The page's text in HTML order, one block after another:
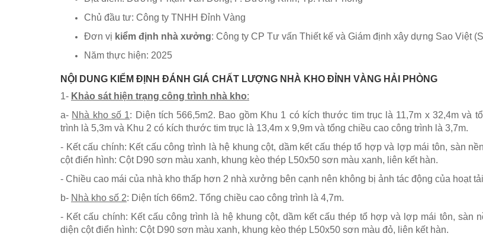
Chủ đầu tư: Công ty TNHH Đỉnh Vàng
Đơn vị kiểm định nhà xưởng: Công ty CP Tư vấn Thiết kế và Giám định xây dựng Sao Việt
Năm thực hiện: 2025
​NỘI DUNG KIỂM ĐỊNH ĐÁNH GIÁ CHẤT LƯỢNG NHÀ KHO ĐỈNH VÀNG HẢI PHÒNG
1- Khảo sát hiện trạng công trình nhà kho:
a- Nhà kho số 1: Diện tích 566,5m2. Bao gồm Khu 1 có kích thước tim trục là 11,7m x 32,4m và
trình là 5,3m và Khu 2 có kích thước tim trục là 13,4m x 9,9m và tổng chiều cao công trình là 3,7m.
- Kết cấu chính: Kết cấu công trình là hệ khung cột, dầm kết cấu thép tổ hợp và lợp mái tôn, sàn
cột điển hình: Cột D90 sơn màu xanh, khung kèo thép L50x50 sơn màu xanh, liên kết hàn.
- Chiều cao mái của nhà kho thấp hơn 2 nhà xưởng bên cạnh nên không bị ảnh tác động của hoạt
b- Nhà kho số 2: Diện tích 66m2. Tổng chiều cao công trình là 4,7m.
- Kết cấu chính: Kết cấu công trình là hệ khung cột, dầm kết cấu thép tổ hợp và lợp mái tôn, sàn
diện cột điển hình: Cột D90 sơn màu xanh, khung kèo thép L50x50 sơn màu đỏ, liên kết hàn.